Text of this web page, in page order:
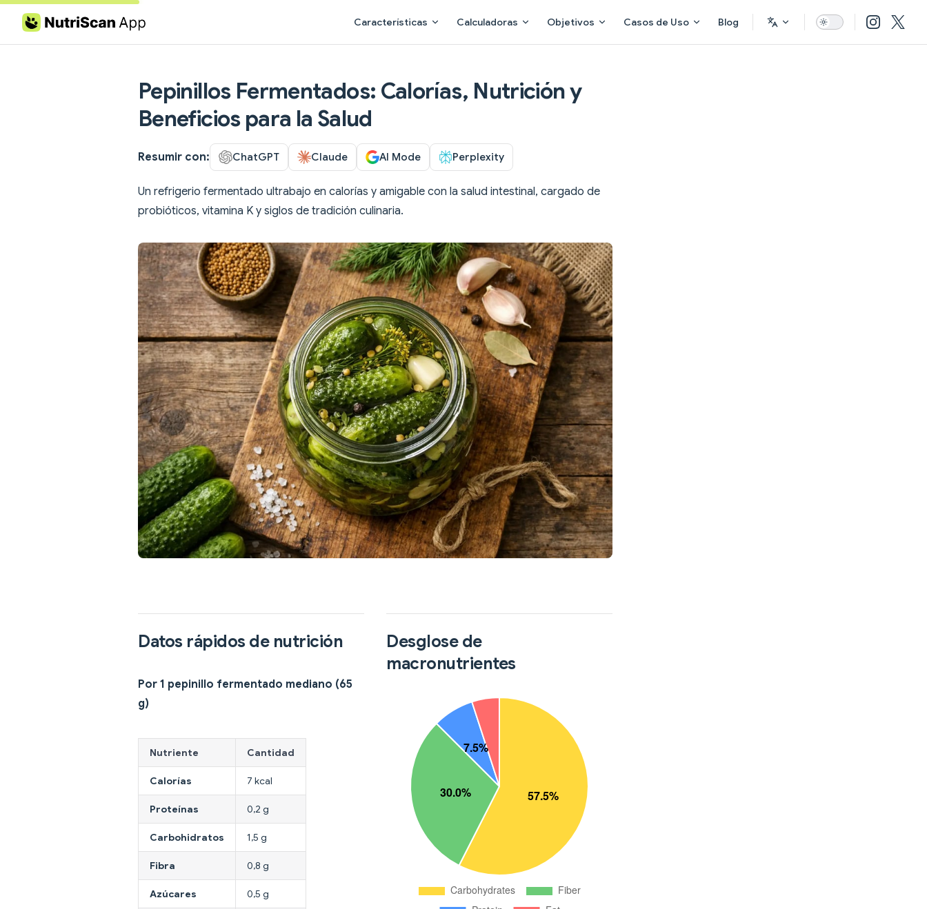
Skip to content Características Calculadoras Objetivos Casos de Uso Blog
Pepinillos Fermentados: Calorías, Nutrición y
Beneficios para la Salud
Resumir con: ChatGPT Claude AI Mode Perplexity
Un refrigerio fermentado ultrabajo en calorías y amigable con la salud intestinal, cargado de
probióticos, vitamina K y siglos de tradición culinaria.
Datos rápidos de nutrición
Por 1 pepinillo fermentado mediano (65
g)
Nutriente Cantidad
Calorías 7 kcal
Proteínas 0,2 g
Carbohidratos 1,5 g
Fibra 0,8 g
Azúcares 0,5 g
Desglose de
macronutrientes